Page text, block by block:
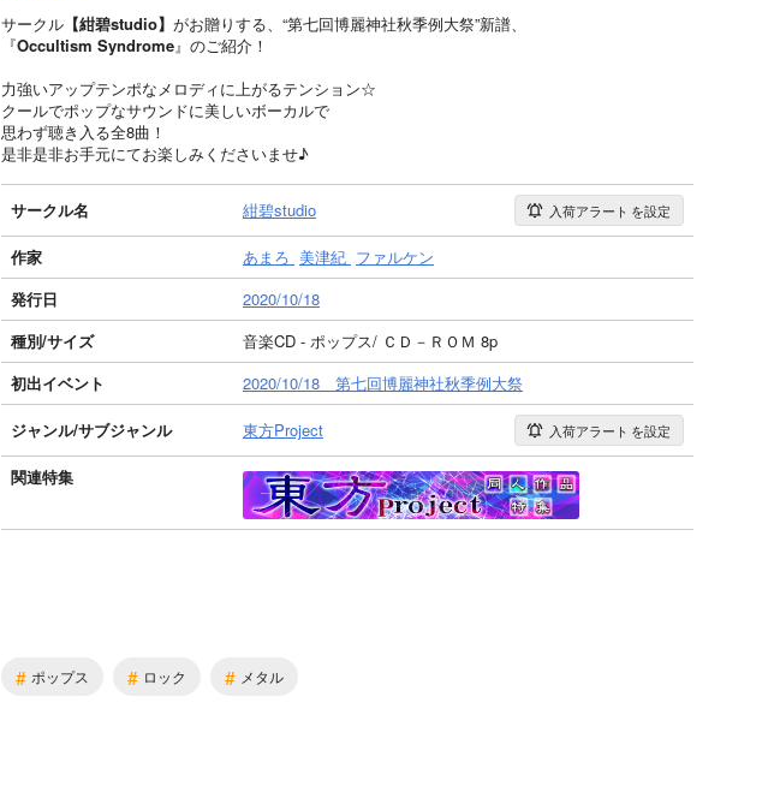
サークル 【紺碧studio】 がお贈りする、“第七回博麗神社秋季例大祭”新譜、
『Occultism Syndrome』のご紹介！
力強いアップテンポなメロディに上がるテンション☆
クールでポップなサウンドに美しいボーカルで
思わず聴き入る全8曲！
是非是非お手元にてお楽しみくださいませ♪
サークル名 紺碧studio 入荷アラート を設定
作家 あまろ 美津紀 ファルケン
発行日
2020/10/18
種別/サイズ
音楽CD - ポップス/ ＣＤ－ＲＯＭ 8p
初出イベント
2020/10/18 第七回博麗神社秋季例大祭
ジャンル/サブジャンル 東方Project 入荷アラート を設定
関連特集
# ポップス # ロック # メタル